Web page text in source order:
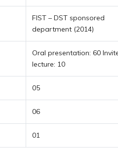
FIST – DST sponsored
department (2014)
Oral presentation: 60
lecture: 10
05
06
01